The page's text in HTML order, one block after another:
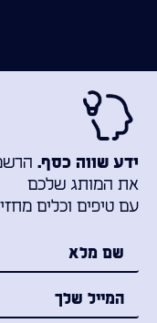
ידע שווה כסף.
את המותג שלכם
עם טיפים וכלים